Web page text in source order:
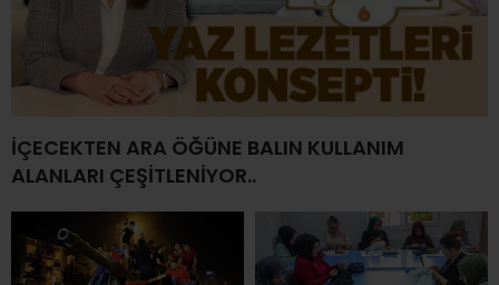
İÇECEKTEN ARA ÖĞÜNE BALIN KULLANIM
ALANLARI ÇEŞİTLENİYOR..